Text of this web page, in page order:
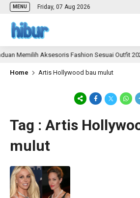
MENU Friday, 07 Aug 2026
Memilih Aksesoris Fashion Sesuai Outfit
Home Artis Hollywood bau mulut
Tag : Artis
mulut